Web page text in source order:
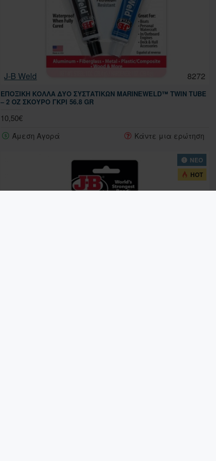
J-B Weld 8272
ΕΠΟΞΙΚΉ ΚΌΛΛΑ ΔΎΟ ΣΥΣΤΑΤΙΚΏΝ MARINEWELD™ TWIN TUBE
– 2 OZ ΣΚΟΥΡΟ ΓΚΡΙ 56.8 GR
10,50€
Άμεση Αγορά Κάντε μια ερώτηση
ΝΕΟ
HOT